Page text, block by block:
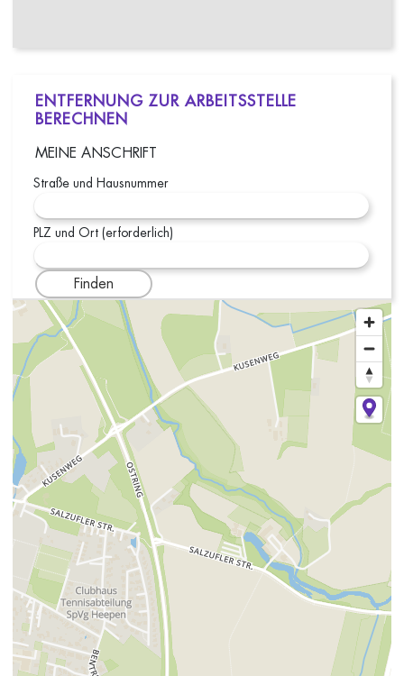
ENTFERNUNG ZUR ARBEITSSTELLE
BERECHNEN
MEINE ANSCHRIFT
Straße und Hausnummer
PLZ und Ort (erforderlich)
Finden